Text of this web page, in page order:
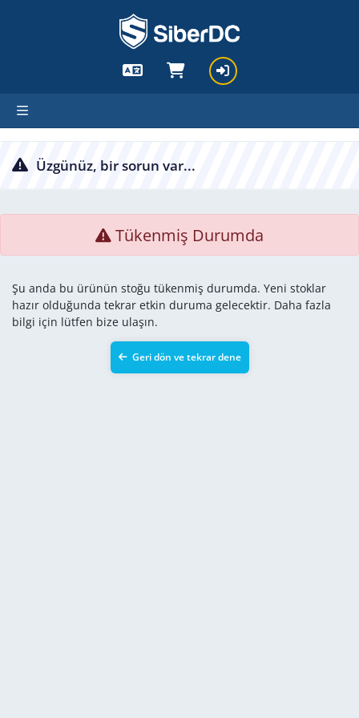
Üzgünüz, bir sorun var...
Tükenmiş Durumda
Şu anda bu ürünün stoğu tükenmiş durumda. Yeni stoklar
hazır olduğunda tekrar etkin duruma gelecektir. Daha fazla
bilgi için lütfen bize ulaşın.
Geri dön ve tekrar dene